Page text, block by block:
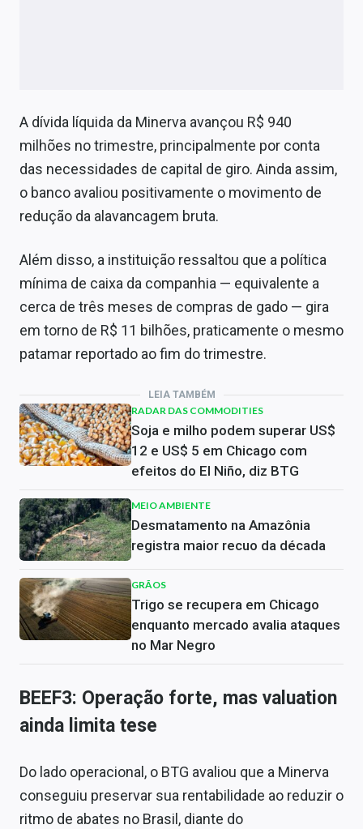
A dívida líquida da Minerva avançou R$ 940
milhões no trimestre, principalmente por conta
das necessidades de capital de giro. Ainda assim,
o banco avaliou positivamente o movimento de
redução da alavancagem bruta.
Além disso, a instituição ressaltou que a política
mínima de caixa da companhia — equivalente a
cerca de três meses de compras de gado — gira
em torno de R$ 11 bilhões, praticamente o mesmo
patamar reportado ao fim do trimestre.
LEIA TAMBÉM
RADAR DAS COMMODITIES
Soja e milho podem superar US$
12 e US$ 5 em Chicago com
efeitos do El Niño, diz BTG
MEIO AMBIENTE
Desmatamento na Amazônia
registra maior recuo da década
GRÃOS
Trigo se recupera em Chicago
enquanto mercado avalia ataques
no Mar Negro
BEEF3: Operação forte, mas valuation
ainda limita tese
Do lado operacional, o BTG avaliou que a Minerva
conseguiu preservar sua rentabilidade ao reduzir o
ritmo de abates no Brasil, diante do